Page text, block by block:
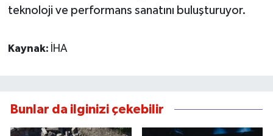
teknoloji ve performans sanatını buluşturuyor.
Kaynak: İHA
Bunlar da ilginizi çekebilir